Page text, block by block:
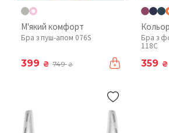
М'який комфорт
Бра з пуш-апом 076S
399 ₴ 749₴
Бра з
118C
359 ₴